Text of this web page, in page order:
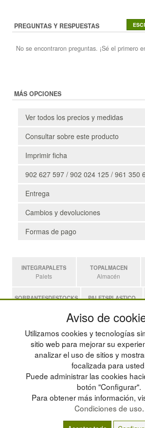
PREGUNTAS Y RESPUESTAS
No se encontraron preguntas. ¡Sé el primero
MÁS OPCIONES
Ver todos los precios y medidas
Consultar sobre este producto
Imprimir ficha
902 627 597 / 902 024 125 / 961 350
Entrega
Cambios y devoluciones
Formas de pago
INTEGRAPALETS
Palets
TOPALMACEN
Almacén
SOBRANTESDESTOCKS PALETSPLASTICO
Estanterias
POLÍTICA DE PRIVACIDAD
CONDICIONES DE USO
CAMBIOS Y DEVOLUCIONES
CONTACTO
MAPA WEB
INGRESA
Aviso de
Utilizamos cookies y tecnologías
sitio web para mejorar su
analizar el uso de sitios y
focalizada para
Puede administrar las cookies
botón "Configurar".
Para obtener más información,
Condiciones de uso.